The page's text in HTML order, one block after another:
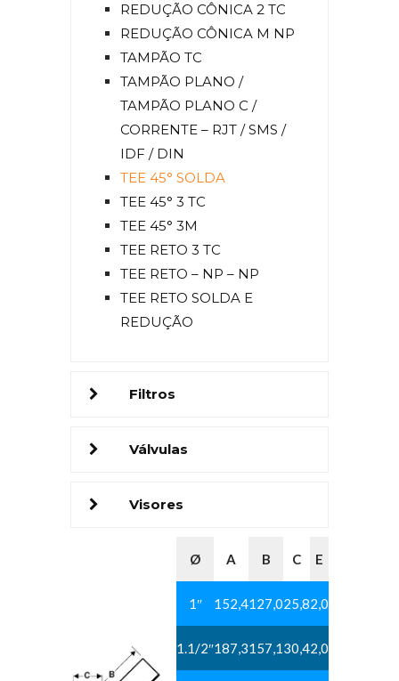
REDUÇÃO CÔNICA 2 TC
REDUÇÃO CÔNICA M NP
TAMPÃO TC
TAMPÃO PLANO /
TAMPÃO PLANO C /
CORRENTE – RJT / SMS /
IDF / DIN
TEE 45° SOLDA
TEE 45° 3 TC
TEE 45° 3M
TEE RETO 3 TC
TEE RETO – NP – NP
TEE RETO SOLDA E
REDUÇÃO
Filtros
Válvulas
Visores
Ø A B C E
1″ 152,4127,025,82,0
1.1/2″187,3157,130,42,0